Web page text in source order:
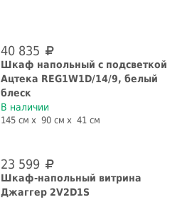
3 шт. 4 шт.
40 835
Шкаф напольный с подсветкой
Ацтека REG1W1D/14/9, белый
блеск
В наличии
145 см 90 см 41 см
23 599
Шкаф-напольный витрина
Джаггер 2V2D1S